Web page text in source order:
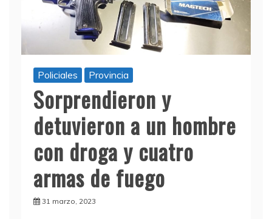
Policiales Provincia
Sorprendieron y
detuvieron a un hombre
con droga y cuatro
armas de fuego
31 marzo, 2023